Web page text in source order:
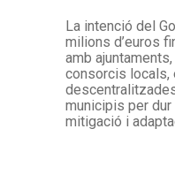
La intenció del
milions d’euros
amb
consorcis locals,
municipis per
mitigació i